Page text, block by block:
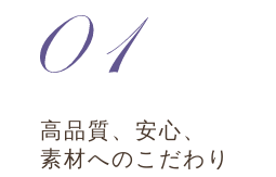
高品質、安心、
素材へのこだわり